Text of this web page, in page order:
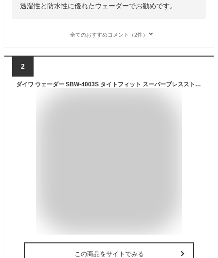
透湿性と防水性に優れたウェーダーでお勧めです。
全てのおすすめコメント（2件）
2
ダイワ ウェーダー SBW-4003S タイトフィット スーパーブレスストッキングウェーダー ソックス先丸 グレー L
この商品をサイトでみる